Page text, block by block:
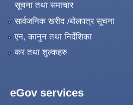
सूचना तथा समाचार
सार्वजनिक खरीद /बोलपत्र सूचना
एन, कानुन तथा निर्देशिका
कर तथा शुल्कहरु
eGov services